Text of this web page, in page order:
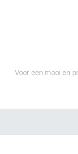
Voor een mooi en